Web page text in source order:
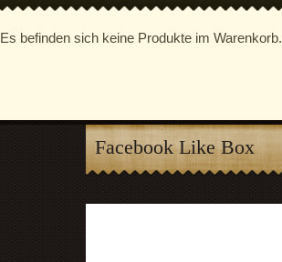
Es befinden sich keine Produkte im Warenkorb.
Facebook Like Box